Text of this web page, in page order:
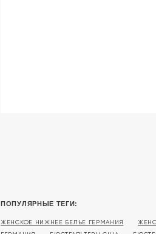
ПОПУЛЯРНЫЕ ТЕГИ:
ЖЕНСКОЕ НИЖНЕЕ БЕЛЬЕ ГЕРМАНИЯ